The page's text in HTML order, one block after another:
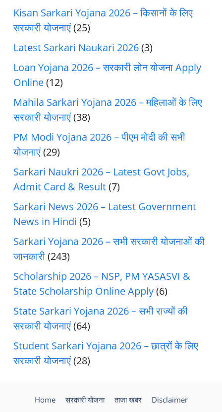
Kisan Sarkari Yojana 2026 – किसानों के लिए
सरकारी योजनाएं(25)
Latest Sarkari Naukari 2026(3)
Loan Yojana 2026 – सरकारी लोन योजना Apply
Online(12)
Mahila Sarkari Yojana 2026 – महिलाओं के लिए
सरकारी योजनाएं(38)
PM Modi Yojana 2026 – पीएम मोदी की सभी
योजनाएं(29)
Sarkari Naukri 2026 – Latest Govt Jobs,
Admit Card & Result(7)
Sarkari News 2026 – Latest Government
News in Hindi (5)
Sarkari Yojana 2026 – सभी सरकारी योजनाओं की
जानकारी(243)
Scholarship 2026 – NSP, PM YASASVI &
State Scholarship Online Apply(6)
State Sarkari Yojana 2026 – सभी राज्यों की
सरकारी योजनाएं(64)
Student Sarkari Yojana 2026 – छात्रों के लिए
सरकारी योजनाएं(28)
Home सरकारी योजना ताजा खबर
Disclaimer